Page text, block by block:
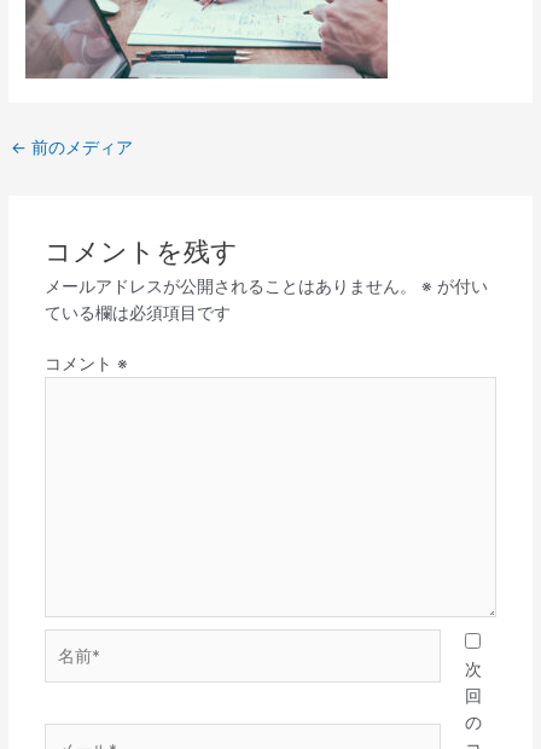
← 前のメディア
コメントを残す
メールアドレスが公開されることはありません。 ※ が付い
ている欄は必須項目です
コメント ※
次
回
の